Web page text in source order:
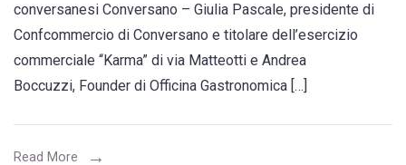
e
consiglio
conversanesi Conversano – Giulia Pascale, presidente di
Confcommercio di Conversano e titolare dell’esercizio
commerciale “Karma” di via Matteotti e Andrea
Boccuzzi, Founder di Officina Gastronomica […]
Read More